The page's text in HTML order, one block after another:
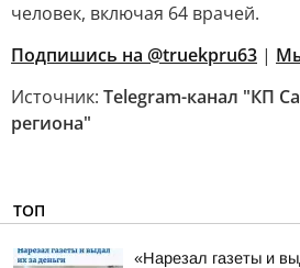
человек, включая 64 врачей.
Подпишись на @truekpru63 |
Источник: Telegram-канал "КП
региона"
ТОП
«Нарезал газеты и